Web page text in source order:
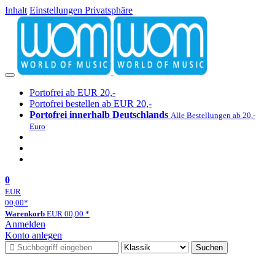
Inhalt Einstellungen Privatsphäre
Portofrei ab EUR 20,-
Portofrei bestellen ab EUR 20,-
Portofrei innerhalb Deutschlands Alle Bestellungen ab 20,-
Euro
0
EUR
00,00*
Warenkorb EUR 00,00 *
Anmelden
Konto anlegen
Suchen